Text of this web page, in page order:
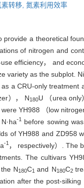
转移, 氮素利用效率
a theoretical
of nitrogen and
efficiency， and
variety as the subplot.
a CRU-only treatment
）， N180U （urea only
were YH988 （low
-1 before sowing
of YH988 and ZD958
-1 ， respectively）. The
The cultivars
N180C1and N180C2
after the post-